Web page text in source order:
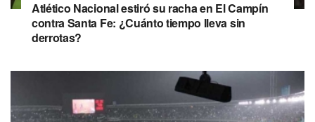
Atlético Nacional estiró su racha en El Campín
contra Santa Fe: ¿Cuánto tiempo lleva sin
derrotas?